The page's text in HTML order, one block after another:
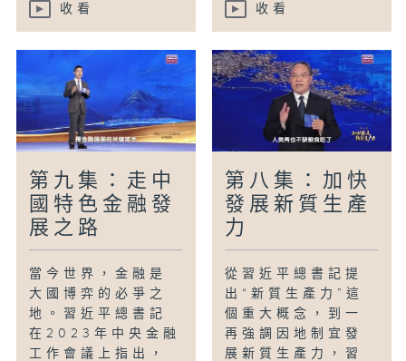
收看 收看
第九集：走中
國特色金融發
展之路
當今世界，金融是
大國博弈的必爭之
地。習近平總書記
在2023年中央金融
工作會議上指出，
第八集：加快
發展新質生產
力
從習近平總書記提
出“新質生產力”這
個重大概念，到一
再強調因地制宜發
展新質生產力，習